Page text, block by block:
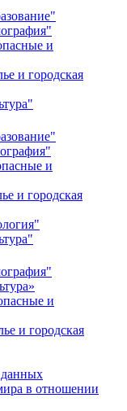
и
и городская
и
и городская
и
и городская
данных
в отношении